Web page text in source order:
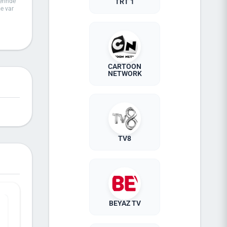
var
iş
yer
CARTOON
NETWORK
TV8
BEYAZ TV